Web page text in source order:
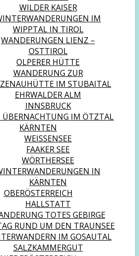
WILDER KAISER
IM
WIPPTAL IN TIROL
WANDERUNGEN LIENZ –
OSTTIROL
OLPERER HÜTTE
WANDERUNG ZUR
IM STUBAITAL
EHRWALDER ALM
INNSBRUCK
ÜBERNACHTUNG IM ÖTZTAL
KÄRNTEN
WEISSENSEE
FAAKER SEE
WÖRTHERSEE
IN
KÄRNTEN
OBERÖSTERREICH
HALLSTATT
TOTES GEBIRGE
RUND UM DEN TRAUNSEE
IM GOSAUTAL
SALZKAMMERGUT